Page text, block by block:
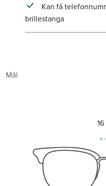
Kan få
brillestanga
Mål